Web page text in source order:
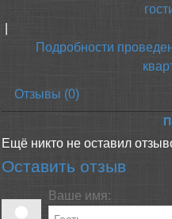
Подробности
Отзывы (0)
Ещё никто не оставил
Оставить отзыв
Ваше имя: